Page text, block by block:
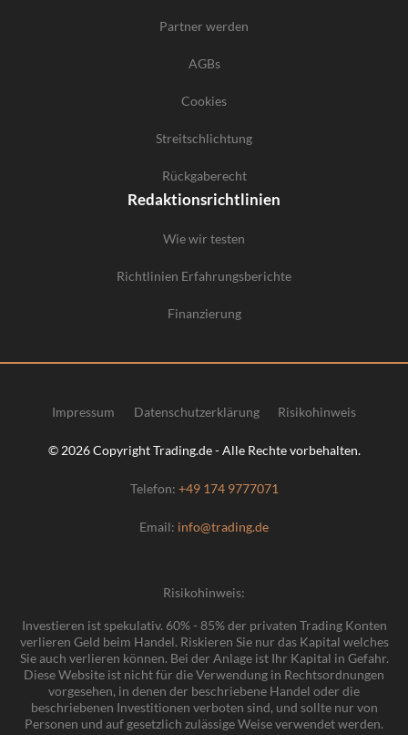
Partner werden
AGBs
Cookies
Streitschlichtung
Rückgaberecht
Redaktionsrichtlinien
Wie wir testen
Richtlinien Erfahrungsberichte
Finanzierung
© 2026 Copyright Trading.de - Alle Rechte vorbehalten.
Telefon: +49 174 9777071
Email: info@trading.de
Impressum Datenschutzerklärung Risikohinweis
Risikohinweis:
Investieren ist spekulativ. 60% - 85% der privaten Trading Konten
verlieren Geld beim Handel. Riskieren Sie nur das Kapital welches
Sie auch verlieren können. Bei der Anlage ist Ihr Kapital in Gefahr.
Diese Website ist nicht für die Verwendung in Rechtsordnungen
vorgesehen, in denen der beschriebene Handel oder die
beschriebenen Investitionen verboten sind, und sollte nur von
Personen und auf gesetzlich zulässige Weise verwendet werden.